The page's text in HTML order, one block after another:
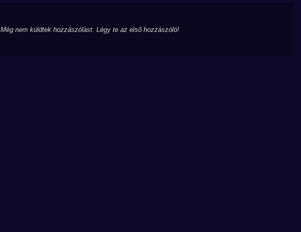
Még nem küldtek hozzászólást. Légy te az első hozzászóló!